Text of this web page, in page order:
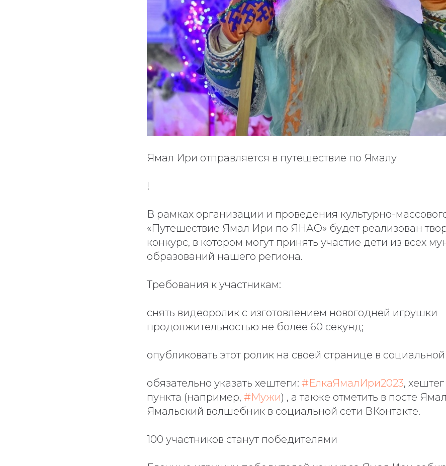
Ямал Ири отправляется в путешествие по Ямалу
!
В рамках организации и проведения культурно-
«Путешествие Ямал Ири по ЯНАО» будет реализован
конкурс, в котором могут принять участие дети из всех
образований нашего региона.
Требования к участникам:
снять видеоролик с изготовлением новогодней игрушки
продолжительностью не более 60 секунд;
опубликовать этот ролик на своей странице в
обязательно указать хештеги: #ЕлкаЯмалИри2023,
пункта (например, #Мужи) , а также отметить в посте
Ямальский волшебник в социальной сети ВКонтакте.
100 участников станут победителями